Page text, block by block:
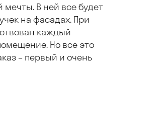
мечты. В ней все будет
на фасадах. При
каждый
Но все это
– первый и очень